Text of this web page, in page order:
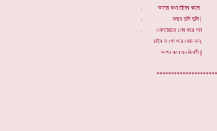
. আমার কথা চাঁদের কাছে
. বলবে দুলি দুলি |
. একতারাতে শেষ করে গান
. চাইব না গো আর কোন দান,
. আপন মনে মন বিবাগী ||
.